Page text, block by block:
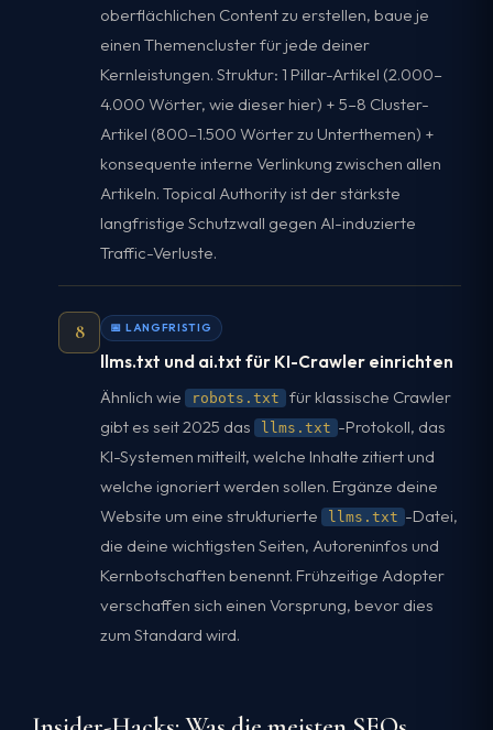
oberflächlichen Content zu erstellen, baue je
einen Themencluster für jede deiner
Kernleistungen. Struktur: 1 Pillar-Artikel (2.000–
4.000 Wörter, wie dieser hier) + 5–8 Cluster-
Artikel (800–1.500 Wörter zu Unterthemen) +
konsequente interne Verlinkung zwischen allen
Artikeln. Topical Authority ist der stärkste
langfristige Schutzwall gegen AI-induzierte
Traffic-Verluste.
8 📅 LANGFRISTIG
llms.txt und ai.txt für KI-Crawler einrichten
Ähnlich wie robots.txt
für klassische Crawler
gibt es seit 2025 das llms.txt -Protokoll, das
KI-Systemen mitteilt, welche Inhalte zitiert und
welche ignoriert werden sollen. Ergänze deine
Website um eine strukturierte llms.txt -Datei,
die deine wichtigsten Seiten, Autoreninfos und
Kernbotschaften benennt. Frühzeitige Adopter
verschaffen sich einen Vorsprung, bevor dies
zum Standard wird.